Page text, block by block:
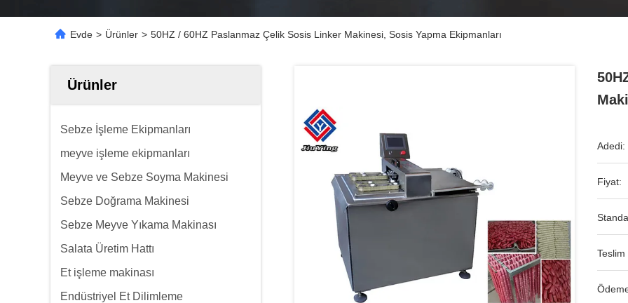
Evde > Ürünler > 50HZ / 60HZ Paslanmaz Çelik Sosis Linker Makinesi, Sosis Yapma Ekipmanları
Ürünler
Sebze İşleme Ekipmanları
meyve işleme ekipmanları
Meyve ve Sebze Soyma Makinesi
Sebze Doğrama Makinesi
Sebze Meyve Yıkama Makinası
Salata Üretim Hattı
Et işleme makinası
Endüstriyel Et Dilimleme
Adedi:
Fiyat: